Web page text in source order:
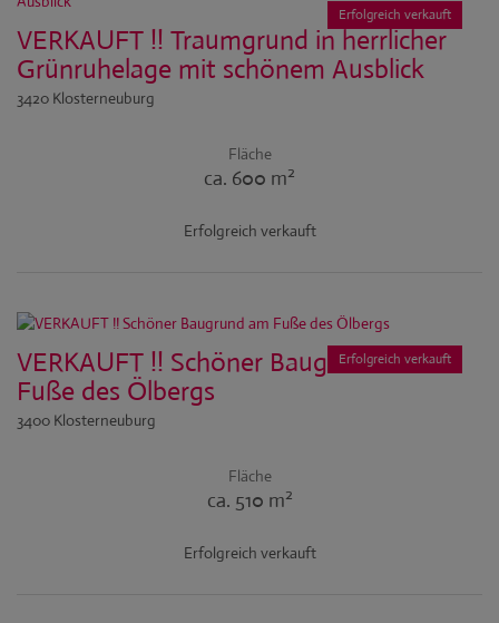
Erfolgreich verkauft
VERKAUFT !! Traumgrund in herrlicher
Grünruhelage mit schönem Ausblick
3420 Klosterneuburg
Fläche
ca. 600 m2
Erfolgreich verkauft
Erfolgreich verkauft
VERKAUFT !! Schöner Baugrund am
Fuße des Ölbergs
3400 Klosterneuburg
Fläche
ca. 510 m2
Erfolgreich verkauft